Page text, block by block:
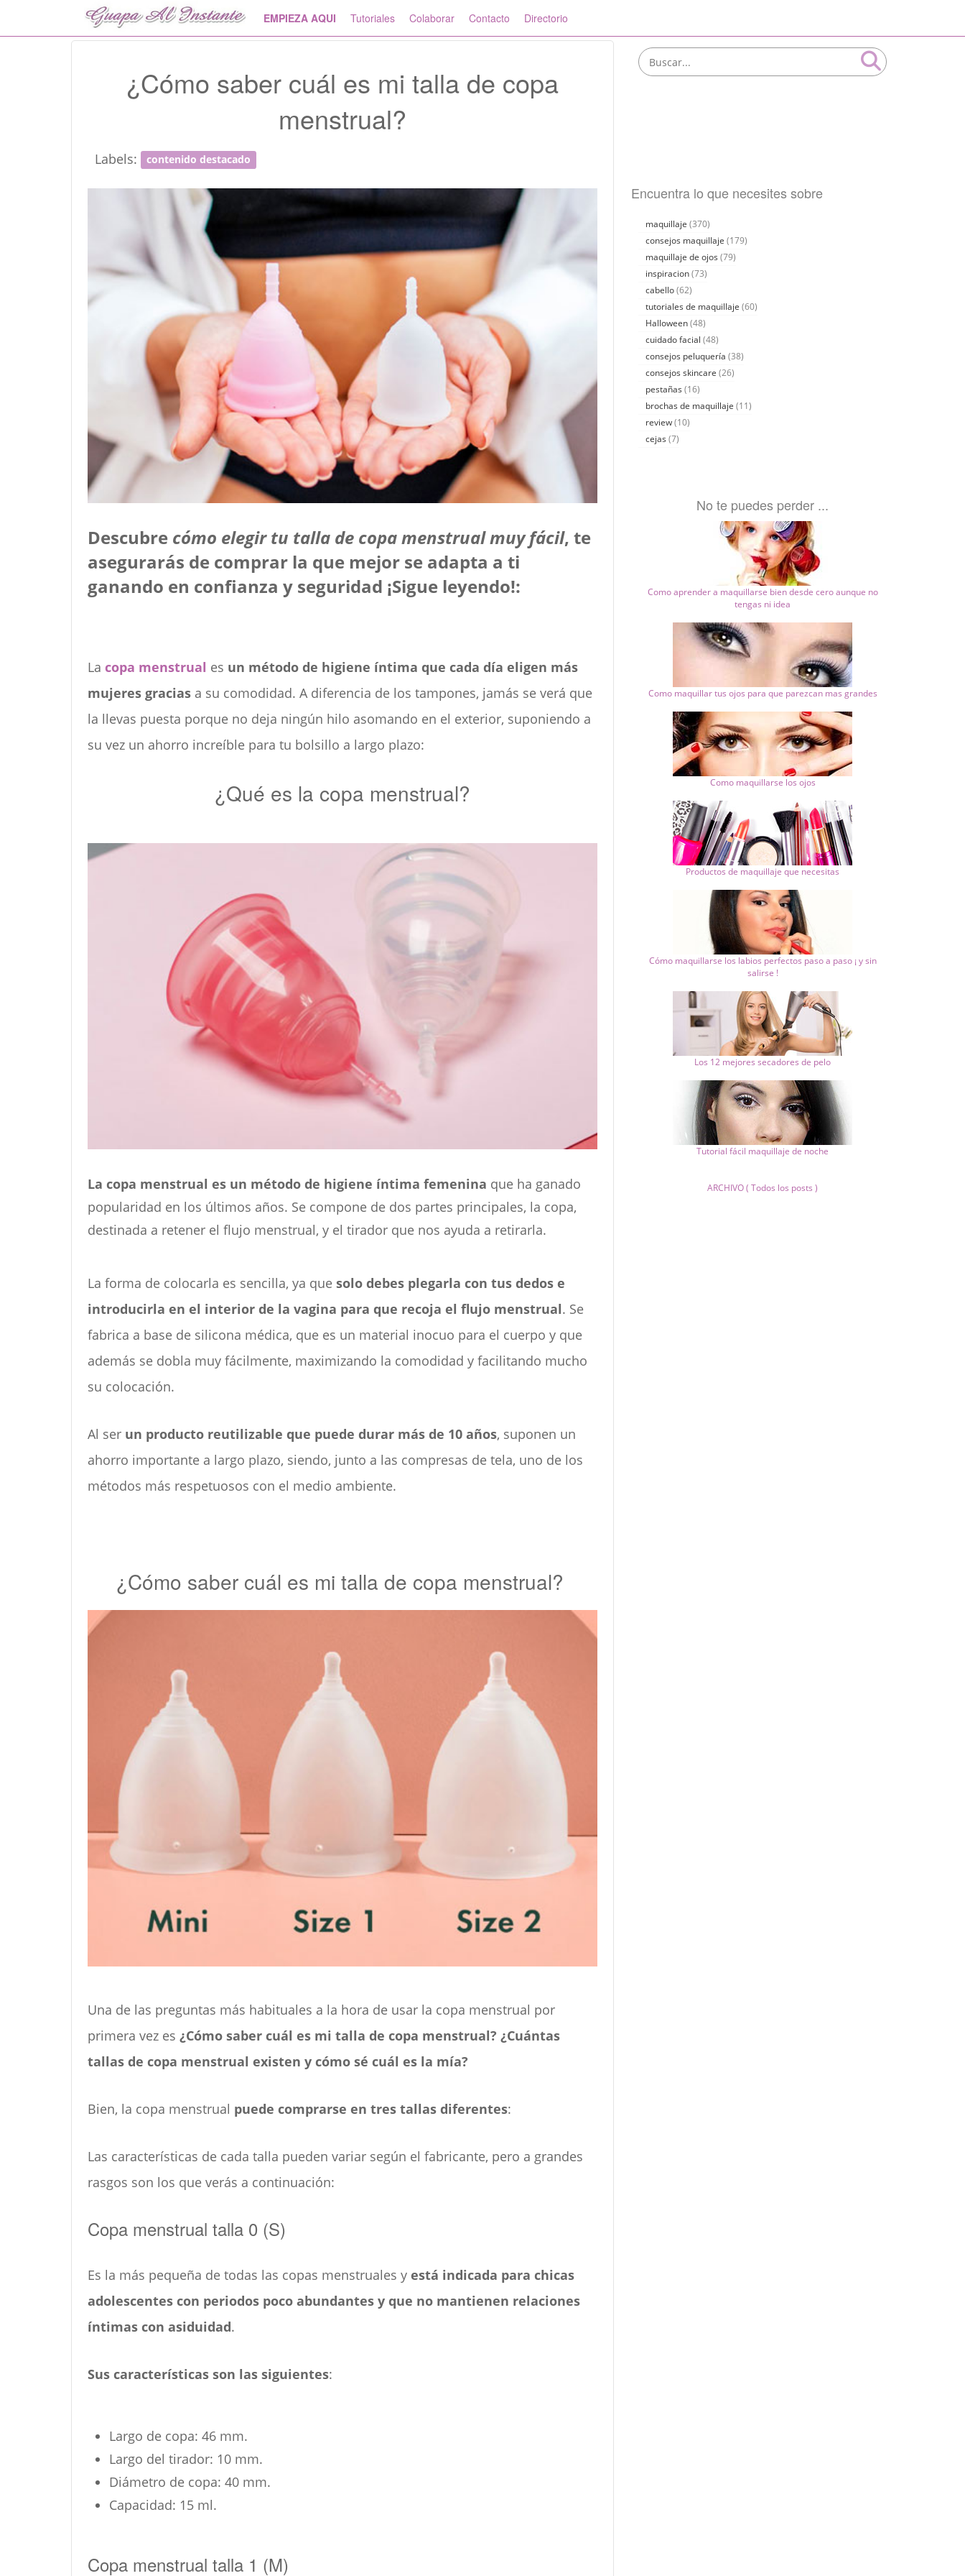
EMPIEZA AQUI Tutoriales Colaborar Contacto Directorio
¿Cómo saber cuál es mi talla de copa
menstrual?
Labels: contenido destacado
Descubre cómo elegir tu talla de copa menstrual muy fácil, te
asegurarás de comprar la que mejor se adapta a ti
ganando en confianza y seguridad ¡Sigue leyendo!:
Lacopa menstrual es un método de higiene íntima que cada día eligen más
mujeres gracias a su comodidad. A diferencia de los tampones, jamás se verá que
la llevas puesta porque no deja ningún hilo asomando en el exterior, suponiendo a
su vez un ahorro increíble para tu bolsillo a largo plazo:
¿Qué es la copa menstrual?
La copa menstrual es un método de higiene íntima femenina que ha ganado
popularidad en los últimos años. Se compone de dos partes principales, la copa,
destinada a retener el flujo menstrual, y el tirador que nos ayuda a retirarla.
La forma de colocarla es sencilla, ya quesolo debes plegarla con tus dedos e
introducirla en el interior de la vagina para que recoja el flujo menstrual. Se
fabrica a base de silicona médica, que es un material inocuo para el cuerpo y que
además se dobla muy fácilmente, maximizando la comodidad y facilitando mucho
su colocación.
Al ser un producto reutilizable que puede durar más de 10 años, suponen un
ahorro importante a largo plazo, siendo, junto a las compresas de tela, uno de los
métodos más respetuosos con el medio ambiente.
¿Cómo saber cuál es mi talla de copa menstrual?
Una de las preguntas más habituales a la hora de usar la copa menstrual por
primera vez es¿Cómo saber cuál es mi talla de copa menstrual? ¿Cuántas
tallas de copa menstrual existen y cómo sé cuál es la mía?
Bien, la copa menstrual puede comprarse en tres tallas diferentes:
Las características de cada talla pueden variar según el fabricante, pero a grandes
rasgos son los que verás a continuación:
Copa menstrual talla 0 (S)
Es la más pequeña de todas las copas menstruales yestá indicada para chicas
adolescentes con periodos poco abundantes y que no mantienen relaciones
íntimas con asiduidad.
Sus características son las siguientes:
Largo de copa: 46 mm.
Largo del tirador: 10 mm.
Diámetro de copa: 40 mm.
Capacidad: 15 ml.
Copa menstrual talla 1 (M)
Encuentra lo que necesites sobre
maquillaje (370)
consejos maquillaje (179)
maquillaje de ojos (79)
inspiracion(73)
cabello(62)
tutoriales de maquillaje (60)
Halloween(48)
cuidado facial (48)
consejos peluquería (38)
consejos skincare (26)
pestañas (16)
brochas de maquillaje (11)
review(10)
cejas (7)
No te puedes perder ...
Como aprender a maquillarse bien desde cero aunque no
tengas ni idea
Como maquillar tus ojos para que parezcan mas grandes
Como maquillarse los ojos
Productos de maquillaje que necesitas
Cómo maquillarse los labios perfectos paso a paso ¡ y sin
salirse !
Los 12 mejores secadores de pelo
Tutorial fácil maquillaje de noche
ARCHIVO ( Todos los posts )